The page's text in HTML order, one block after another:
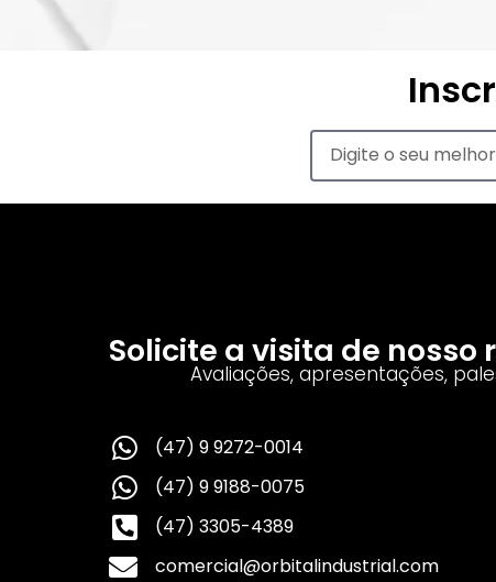
Solicite a visita de
Avaliações, apresentações,
(47) 9 9272-0014
(47) 9 9188-0075
(47) 3305-4389
comercial@orbitalindustrial.com